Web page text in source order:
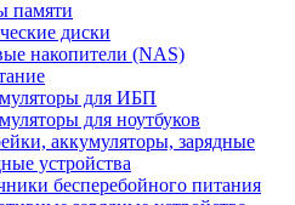
памяти
диски
накопители (NAS)
для ИБП
для ноутбуков
аккумуляторы, зарядные
устройства
бесперебойного питания